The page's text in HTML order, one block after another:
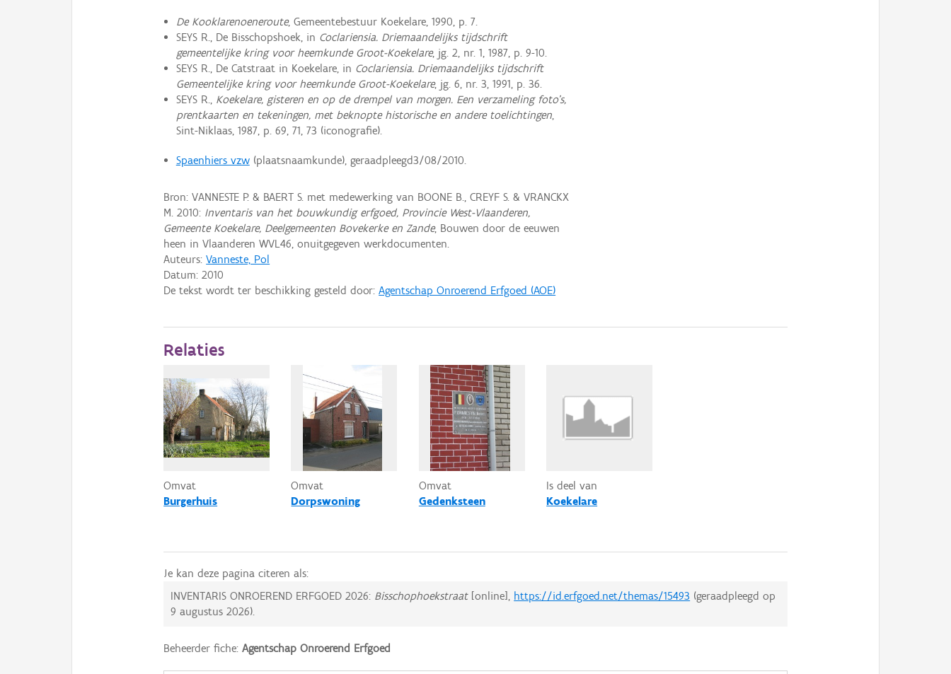
De Kooklarenoeneroute, Gemeentebestuur Koekelare, 1990, p. 7.
SEYS R., De Bisschopshoek, in Coclariensia. Driemaandelijks tijdschrift
gemeentelijke kring voor heemkunde Groot-Koekelare, jg. 2, nr. 1, 1987, p. 9-10.
SEYS R., De Catstraat in Koekelare, in Coclariensia. Driemaandelijks tijdschrift
Gemeentelijke kring voor heemkunde Groot-Koekelare, jg. 6, nr. 3, 1991, p. 36.
SEYS R., Koekelare, gisteren en op de drempel van morgen. Een verzameling foto's,
prentkaarten en tekeningen, met beknopte historische en andere toelichtingen,
Sint-Niklaas, 1987, p. 69, 71, 73 (iconografie).
Spaenhiers vzw(plaatsnaamkunde), geraadpleegd3/08/2010.
Bron: VANNESTE P. & BAERT S. met medewerking van BOONE B., CREYF S. & VRANCKX
M. 2010: Inventaris van het bouwkundig erfgoed, Provincie West-Vlaanderen,
Gemeente Koekelare, Deelgemeenten Bovekerke en Zande, Bouwen door de eeuwen
heen in Vlaanderen WVL46, onuitgegeven werkdocumenten.
Auteurs:Vanneste, Pol
Datum:2010
De tekst wordt ter beschikking gesteld door:Agentschap Onroerend Erfgoed (AOE)
Relaties
Omvat
Burgerhuis
Omvat
Dorpswoning
Omvat
Gedenksteen
Is deel van
Koekelare
Je kan deze pagina citeren als:
INVENTARIS ONROEREND ERFGOED 2026: Bisschophoekstraat[online], https://id.erfgoed.net/themas/15493 (geraadpleegd op
9 augustus 2026).
Beheerder fiche:Agentschap Onroerend Erfgoed